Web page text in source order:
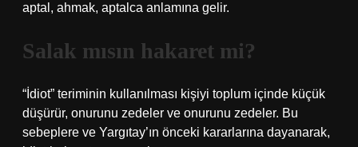
aptal, ahmak, aptalca anlamına gelir.
Salak mısın hakaret mi?
“İdiot” teriminin kullanılması kişiyi toplum içinde küçük
düşürür, onurunu zedeler ve onurunu zedeler. Bu
sebeplere ve Yargıtay’ın önceki kararlarına dayanarak,